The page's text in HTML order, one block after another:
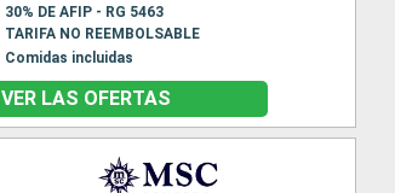
30% DE AFIP - RG 5463
TARIFA NO REEMBOLSABLE
Comidas incluidas
VER LAS OFERTAS